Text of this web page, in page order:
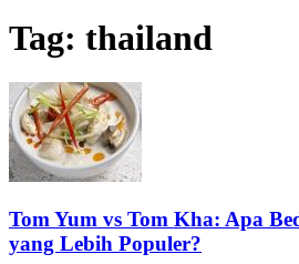
Tag: thailand
Tom Yum vs Tom Kha: Apa
yang Lebih Populer?